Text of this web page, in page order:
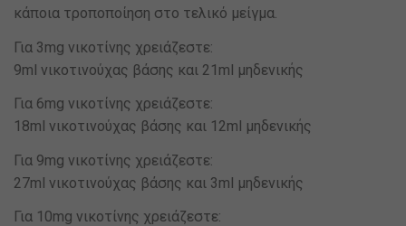
κάποια τροποποίηση στο τελικό μείγμα.
Για 3mg νικοτίνης χρειάζεστε:
9ml νικοτινούχας βάσης και 21ml μηδενικής
Για 6mg νικοτίνης χρειάζεστε:
18ml νικοτινούχας βάσης και 12ml μηδενικής
Για 9mg νικοτίνης χρειάζεστε:
27ml νικοτινούχας βάσης και 3ml μηδενικής
Για 10mg νικοτίνης χρειάζεστε: